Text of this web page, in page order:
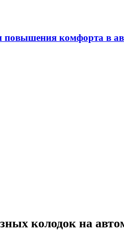
повышения комфорта в
колодок на